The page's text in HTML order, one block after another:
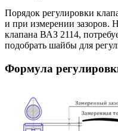
Порядок регулировки
и при измерении зазоров.
клапана ВАЗ 2114,
подобрать шайбы для
Формула